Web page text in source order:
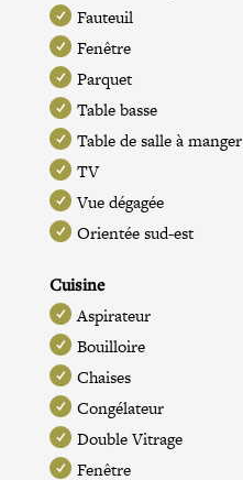
Fauteuil
Fenêtre
Parquet
Table basse
Table de salle à manger
TV
Vue dégagée
Orientée sud-est
Cuisine
Aspirateur
Bouilloire
Chaises
Congélateur
Double Vitrage
Fenêtre